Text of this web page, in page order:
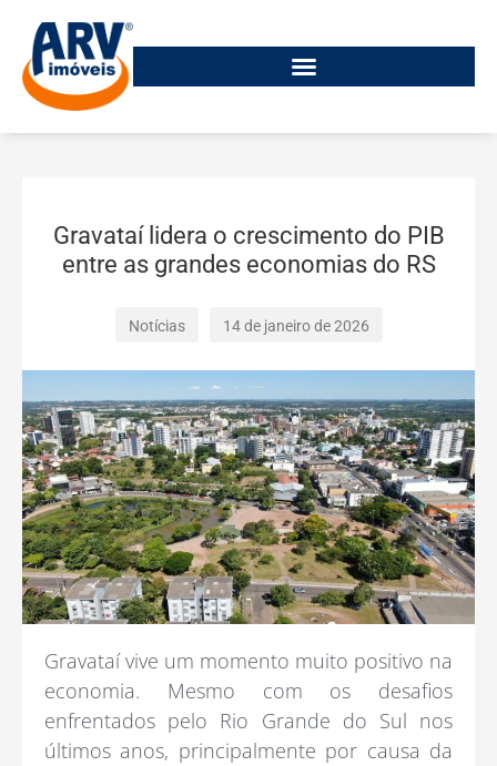
Gravataí lidera o crescimento do PIB
entre as grandes economias do RS
Notícias 14 de janeiro de 2026
Gravataí vive um momento muito positivo na
economia. Mesmo com os desafios
enfrentados pelo Rio Grande do Sul nos
últimos anos, principalmente por causa da